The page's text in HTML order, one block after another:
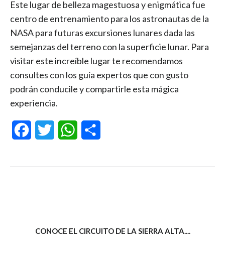
Este lugar de belleza magestuosa y enigmática fue
centro de entrenamiento para los astronautas de la
NASA para futuras excursiones lunares dada las
semejanzas del terreno con la superficie lunar. Para
visitar este increíble lugar te recomendamos
consultes con los guía expertos que con gusto
podrán conducile y compartirle esta mágica
experiencia.
FacebookTwitter WhatsApp
CONOCE EL CIRCUITO DE LA SIERRA ALTA....